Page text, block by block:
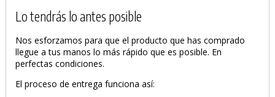
Lo tendrás lo antes posible
Nos esforzamos para que el producto que has comprado
llegue a tus manos lo más rápido que es posible. En
perfectas condiciones.
El proceso de entrega funciona así: